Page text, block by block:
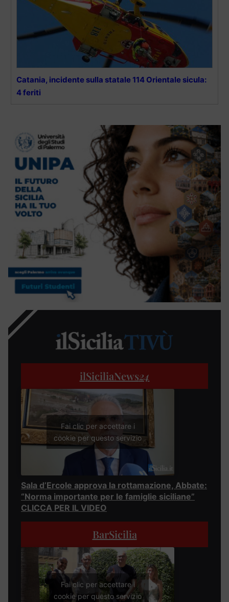
Catania, incidente sulla statale 114 Orientale sicula:
4 feriti
ilSiciliaNews24
Fai clic per accettare i
cookie per questo servizio
Sala d’Ercole approva la rottamazione, Abbate:
“Norma importante per le famiglie siciliane”
CLICCA PER IL VIDEO
BarSicilia
Fai clic per accettare i
cookie per questo servizio